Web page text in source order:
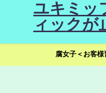
ユキミッ
ィックが
腐女子＜お客